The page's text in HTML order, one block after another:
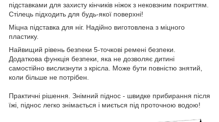
підставками для захисту кінчиків ніжок з нековзним покриттям.
Стілець підходить для будь-якої поверхні!
Міцна підставка для ніг. Надійно виготовлена з міцного
пластику.
Найвищий рівень безпеки 5-точкові ремені безпеки.
Додаткова функція безпеки, яка не дозволяє дитині
самостійно вислизнути з крісла. Може бути повністю знятий,
коли більше не потрібен.
Практичні рішення. Знімний піднос - швидке прибирання після
їжі, піднос легко знімається і миється під проточною водою!